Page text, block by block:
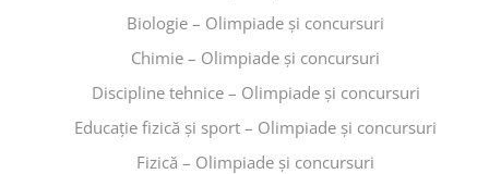
Biologie – Olimpiade și concursuri
Chimie – Olimpiade și concursuri
Discipline tehnice – Olimpiade și concursuri
Educaţie fizică şi sport – Olimpiade și concursuri
Fizică – Olimpiade și concursuri